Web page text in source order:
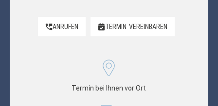
ANRUFEN TERMIN VEREINBAREN
Termin bei Ihnen vor Ort